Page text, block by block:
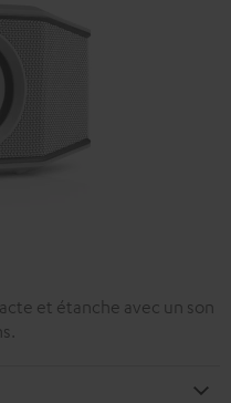
et étanche avec un son